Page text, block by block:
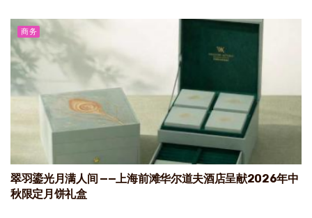
商务
翠羽鎏光月满人间 ——上海前滩华尔道夫酒店呈献2026年中
秋限定月饼礼盒